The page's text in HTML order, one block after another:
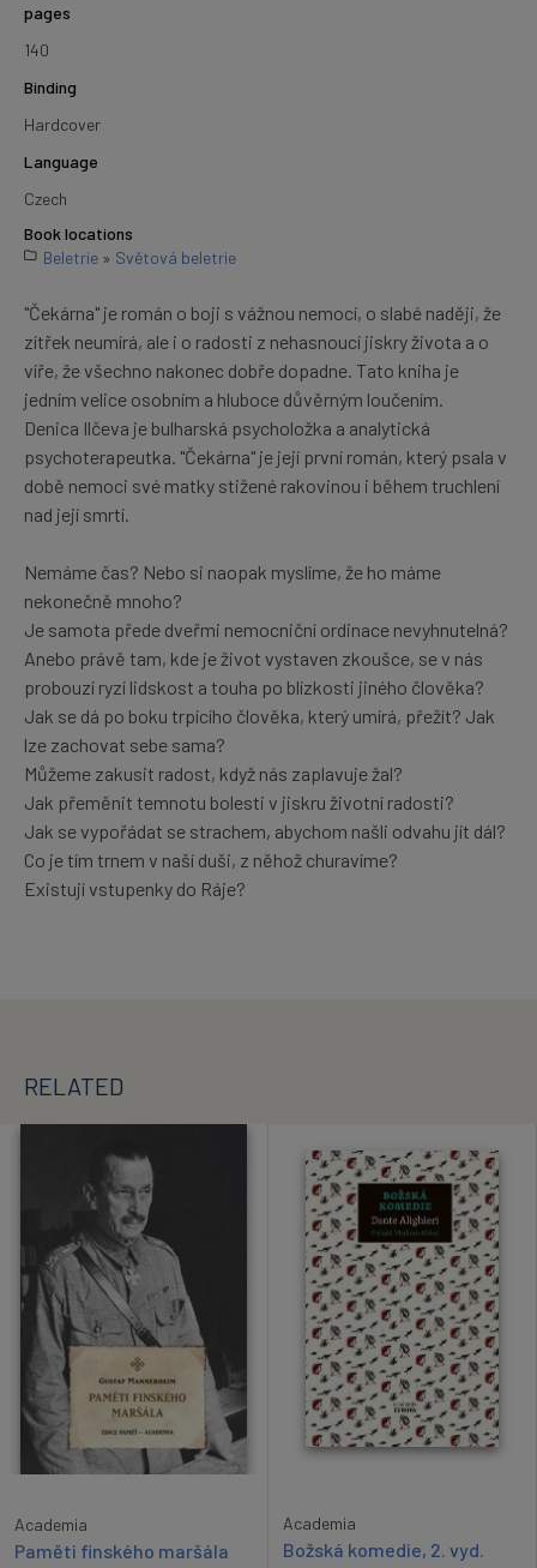
pages
140
Binding
Hardcover
Language
Czech
Book locations
Beletrie » Světová beletrie
"Čekárna" je román o boji s vážnou nemocí, o slabé naději, že
zítřek neumírá, ale i o radosti z nehasnoucí jiskry života a o
víře, že všechno nakonec dobře dopadne. Tato kniha je
jedním velice osobním a hluboce důvěrným loučením.
Denica Ilčeva je bulharská psycholožka a analytická
psychoterapeutka. "Čekárna" je její první román, který psala v
době nemoci své matky stižené rakovinou i během truchlení
nad její smrtí.
Nemáme čas? Nebo si naopak myslíme, že ho máme
nekonečně mnoho?
Je samota přede dveřmi nemocniční ordinace nevyhnutelná?
Anebo právě tam, kde je život vystaven zkoušce, se v nás
probouzí ryzí lidskost a touha po blízkosti jiného člověka?
Jak se dá po boku trpícího člověka, který umírá, přežít? Jak
lze zachovat sebe sama?
Můžeme zakusit radost, když nás zaplavuje žal?
Jak přeměnit temnotu bolesti v jiskru životní radosti?
Jak se vypořádat se strachem, abychom našli odvahu jít dál?
Co je tím trnem v naší duši, z něhož churavíme?
Existují vstupenky do Ráje?
RELATED
Academia
Paměti finského maršála
Academia
Božská komedie, 2. vyd.